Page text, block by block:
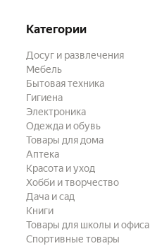
Категории
Досуг и развлечения
Мебель
Бытовая техника
Гигиена
Электроника
Одежда и обувь
Товары для дома
Аптека
Красота и уход
Хобби и творчество
Дача и сад
Книги
Товары для школы и офиса
Спортивные товары